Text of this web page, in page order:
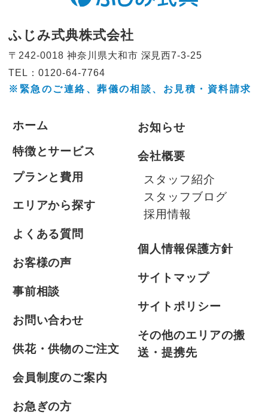
ふじみ式典株式会社
〒242-0018 神奈川県大和市 深見西7-3-25
TEL：0120-64-7764
※緊急のご連絡、葬儀の相談、 お見積・資料請求
ホーム
特徴とサービス
プランと費用
エリアから探す
よくある質問
お客様の声
事前相談
お問い合わせ
供花・供物のご注文
会員制度のご案内
お急ぎの方
お知らせ
会社概要
スタッフ紹介
スタッフブログ
採用情報
個人情報保護方針
サイトマップ
サイトポリシー
その他のエリアの搬
送・提携先